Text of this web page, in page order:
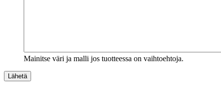
Mainitse väri ja malli jos tuotteessa on vaihtoehtoja.